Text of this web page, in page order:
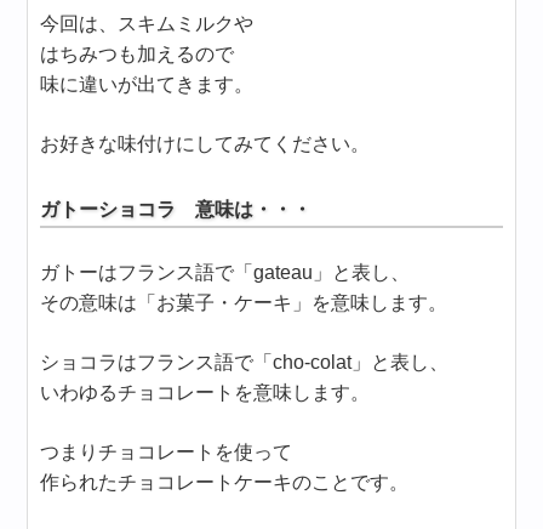
今回は、スキムミルクや
はちみつも加えるので
味に違いが出てきます。
お好きな味付けにしてみてください。
ガトーショコラ 意味は・・・
ガトーはフランス語で「gateau」と表し、
その意味は「お菓子・ケーキ」を意味します。
ショコラはフランス語で「cho-colat」と表し、
いわゆるチョコレートを意味します。
つまりチョコレートを使って
作られたチョコレートケーキのことです。